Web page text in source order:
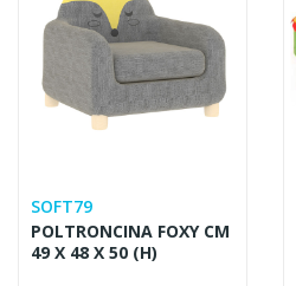
SOFT79
POLTRONCINA FOXY CM
49 X 48 X 50 (H)